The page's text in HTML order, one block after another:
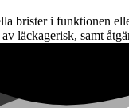
brister i funktionen
läckagerisk, samt